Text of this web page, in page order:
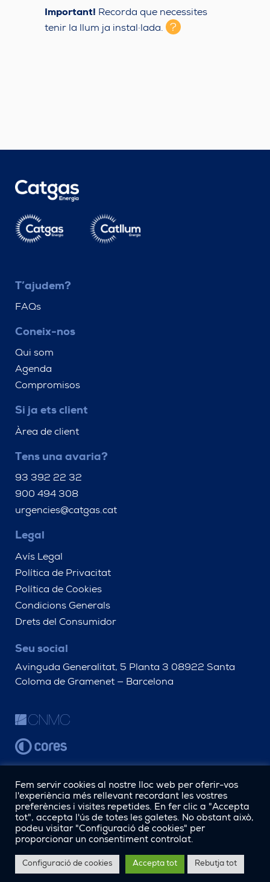
Important! Recorda que necessites
tenir la llum ja instal·lada.
?
T’ajudem?
FAQs
Coneix-nos
Qui som
Agenda
Compromisos
Si ja ets client
Àrea de client
Tens una avaria?
93 392 22 32
900 494 308
urgencies@catgas.cat
Legal
Avís Legal
Política de Privacitat
Política de Cookies
Condicions Generals
Drets del Consumidor
Seu social
Avinguda Generalitat, 5 Planta 3 08922 Santa
Coloma de Gramenet — Barcelona
Fem servir cookies al nostre lloc web per oferir-vos
l'experiència més rellevant recordant les vostres
preferències i visites repetides. En fer clic a "Accepta
tot", accepta l'ús de totes les galetes. No obstant això,
podeu visitar "Configuració de cookies" per
proporcionar un consentiment controlat.
Configuració de cookies Accepta tot Rebutja tot